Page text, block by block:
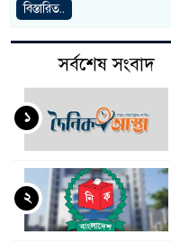
বিস্তারিত..
সর্বশেষ সংবাদ
১
২